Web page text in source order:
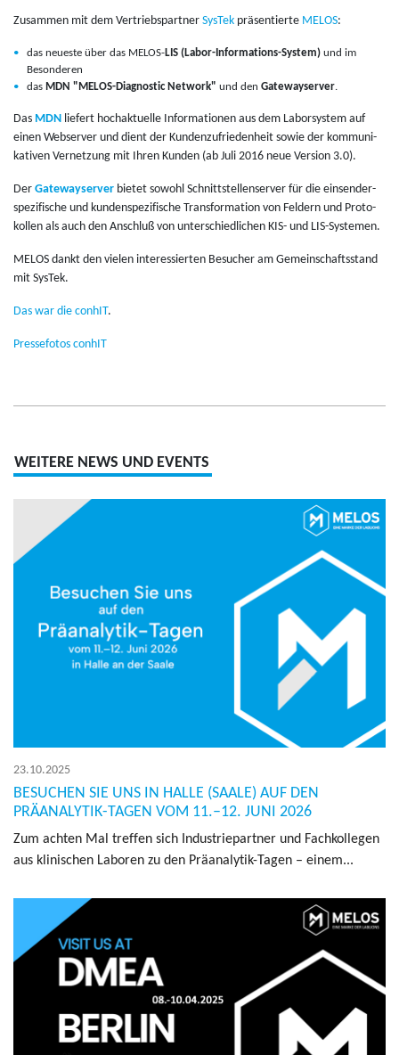
Zu­sam­men mit dem Ver­triebs­part­ner Sys­Tek prä­sen­tier­te MELOS:
das neueste über das MELOS-LIS (Labor-Informations-System) und im
Besonderen
das MDN "MELOS-Diagnostic Network" und den Gatewayserver.
Das MDN lie­fert hoch­ak­tu­el­le In­for­ma­tio­nen aus dem La­bor­sys­tem auf
einen Web­ser­ver und dient der Kun­den­zu­frie­den­heit sowie der kom­mu­ni­
ka­ti­ven Ver­net­zung mit Ihren Kun­den (ab Juli 2016 neue Ver­si­on 3.0).
Der Gate­way­ser­ver bie­tet so­wohl Schnitt­stel­len­ser­ver für die ein­sen­der­
spe­zi­fi­sche und kun­den­spe­zi­fi­sche Trans­for­ma­ti­on von Fel­dern und Pro­to­
kol­len als auch den An­schluß von un­ter­schied­li­chen KIS- und LIS-Sys­te­men.
MELOS dankt den vie­len in­ter­es­sier­ten Be­su­cher am Ge­mein­schafts­stand
mit Sys­Tek.
Das war die con­hIT.
Pres­se­fo­tos con­hIT
WEITERE NEWS UND EVENTS
23.10.2025
BESUCHEN SIE UNS IN HALLE (SAALE) AUF DEN
PRÄANALYTIK-TAGEN VOM 11.–12. JUNI 2026
Zum ach­ten Mal tref­fen sich In­dus­trie­part­ner und Fach­kol­le­gen
aus kli­ni­schen La­bo­ren zu den Prä­ana­ly­tik-Tagen – einem...